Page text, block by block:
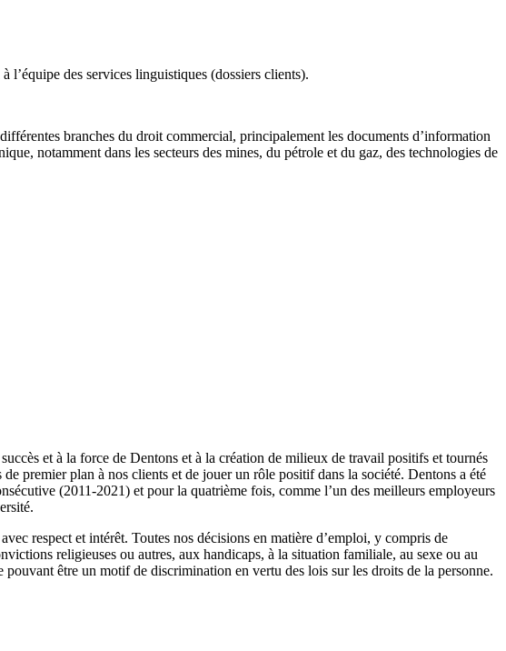
l’équipe des services linguistiques (dossiers clients).
branches du droit commercial, principalement les documents d’information
notamment dans les secteurs des mines, du pétrole et du gaz, des technologies de
et à la force de Dentons et à la création de milieux de travail positifs et tournés
premier plan à nos clients et de jouer un rôle positif dans la société. Dentons a été
(2011-2021) et pour la quatrième fois, comme l’un des meilleurs employeurs
respect et intérêt. Toutes nos décisions en matière d’emploi, y compris de
religieuses ou autres, aux handicaps, à la situation familiale, au sexe ou au
pouvant être un motif de discrimination en vertu des lois sur les droits de la personne.